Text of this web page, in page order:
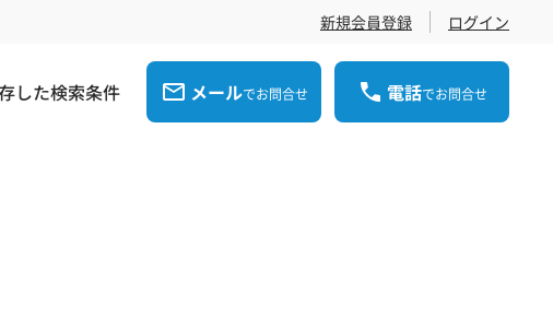
新規会員登録 ログイン
した検索条件 メールでお問合せ 電話でお問合せ